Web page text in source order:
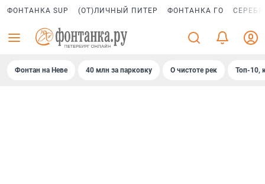
ФОНТАНКА SUP (ОТ)ЛИЧНЫЙ ПИТЕР ФОНТАНКА ГО
Фонтан на Неве 40 млн за парковку О чистоте рек Топ-10,